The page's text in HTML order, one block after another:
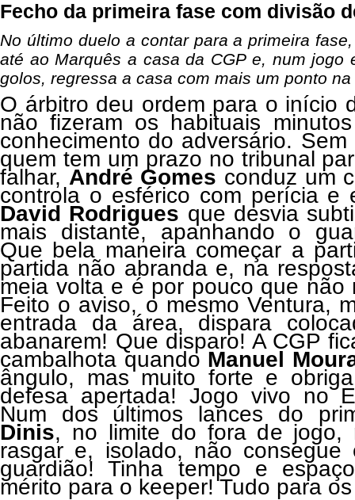
Fecho da primeira fase com divisão
No último duelo a contar para a primeira
até ao Marquês a casa da CGP e, num jogo
golos, regressa a casa com mais um ponto
O árbitro deu ordem para o início
não fizeram os habituais
conhecimento do adversário.
quem tem um prazo no tribunal
falhar, André Gomes conduz um
controla o esférico com perícia e
David Rodrigues que desvia
mais distante, apanhando o
Que bela maneira começar a
partida não abranda e, na
meia volta e é por pouco que não
Feito o aviso, o mesmo Ventura,
entrada da área, dispara
abanarem! Que disparo! A CGP
cambalhota quando Manuel
ângulo, mas muito forte e
defesa apertada! Jogo vivo no
Num dos últimos lances do
Dinis, no limite do fora de jogo,
rasgar e, isolado, não
guardião! Tinha tempo e
mérito para o keeper! Tudo para